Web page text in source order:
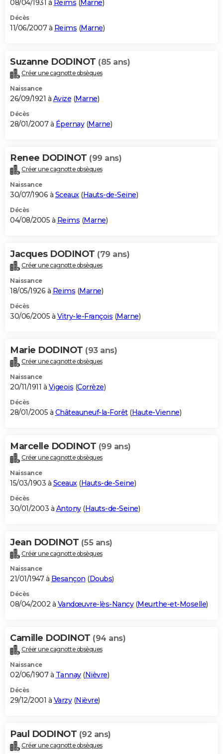
08/04/1931 à Reims (Marne)
Décès
11/06/2007 à Reims (Marne)
Suzanne DODINOT (85 ans)
Créer une cagnotte obsèques
Naissance
26/09/1921 à Avize (Marne)
Décès
28/01/2007 à Épernay(Marne)
Renee DODINOT (99 ans)
Créer une cagnotte obsèques
Naissance
30/07/1906 à Sceaux(Hauts-de-Seine)
Décès
04/08/2005 à Reims (Marne)
Jacques DODINOT (79 ans)
Créer une cagnotte obsèques
Naissance
18/05/1926 à Reims (Marne)
Décès
30/06/2005 à Vitry-le-François (Marne)
Marie DODINOT (93 ans)
Créer une cagnotte obsèques
Naissance
20/11/1911 à Vigeois (Corrèze)
Décès
28/01/2005 à Châteauneuf-la-Forêt(Haute-Vienne)
Marcelle DODINOT (99 ans)
Créer une cagnotte obsèques
Naissance
15/03/1903 à Sceaux (Hauts-de-Seine)
Décès
30/01/2003 à Antony(Hauts-de-Seine)
Jean DODINOT (55 ans)
Créer une cagnotte obsèques
Naissance
21/01/1947 à Besançon (Doubs)
Décès
08/04/2002 à Vandœuvre-lès-Nancy(Meurthe-et-Moselle)
Camille DODINOT (94 ans)
Créer une cagnotte obsèques
Naissance
02/06/1907 à Tannay(Nièvre)
Décès
29/12/2001 à Varzy(Nièvre)
Paul DODINOT (92 ans)
Créer une cagnotte obsèques